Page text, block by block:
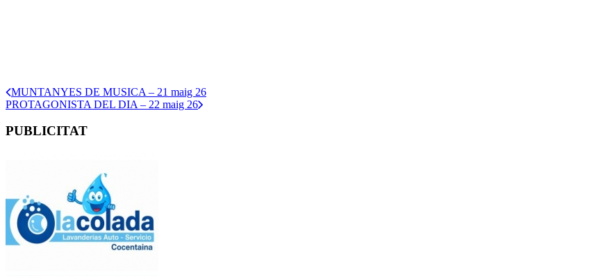
MUNTANYES DE MUSICA – 21 maig 26
PROTAGONISTA DEL DIA – 22 maig 26
PUBLICITAT